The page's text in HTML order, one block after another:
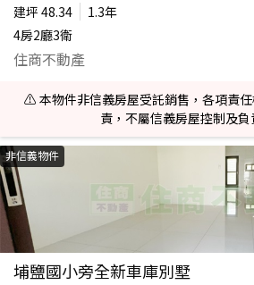
建坪 48.34
1.3年
4房2廳3衛
住商不動產
⚠️ 本物件非信義房屋受託銷售，各項責
責，不屬信義房屋控制及負
非信義物件
埔鹽國小旁全新車庫別墅